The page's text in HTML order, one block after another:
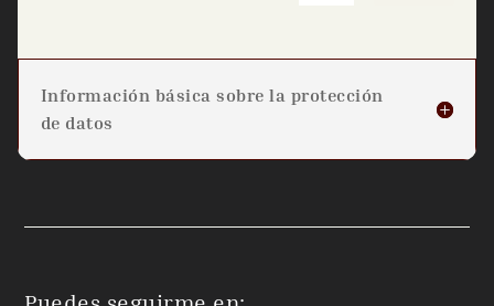
Información básica sobre la protección
de datos